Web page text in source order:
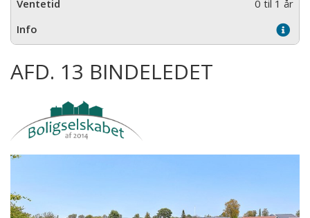
0 til 1 år
AFD. 13 BINDELEDET